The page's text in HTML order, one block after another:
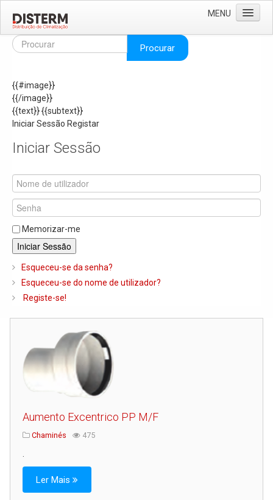
MENU
Home
Áreas de Negócio
Missão e Valores
As Nossas Marcas
Recrutamento
Produtos
Solar
Termoacumuladores e Depósitos de Inércia
Ar Condicionado
Caldeiras e Queimadores
Biomassa
Piso Radiante
Radiadores e Ventiloconvetores
Depósitos de Gasóleo e Água
Tubagens e Acessórios
Procurar
{{#image}}
{{/image}}
{{text}}{{subtext}}
Iniciar Sessão Registar
Iniciar Sessão
Memorizar-me
Iniciar Sessão
Esqueceu-se da senha?
Esqueceu-se do nome de utilizador?
Registe-se!
Aumento Excentrico PP M/F
Chaminés 475
Ler Mais